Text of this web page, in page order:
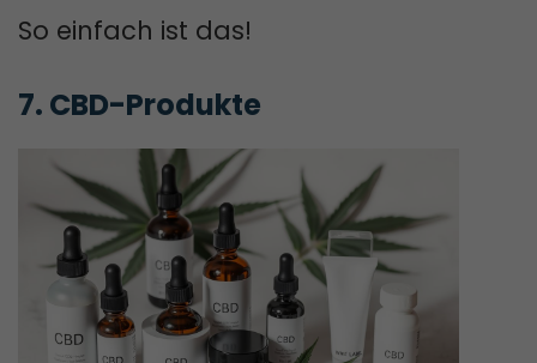
So einfach ist das!
7. CBD-Produkte